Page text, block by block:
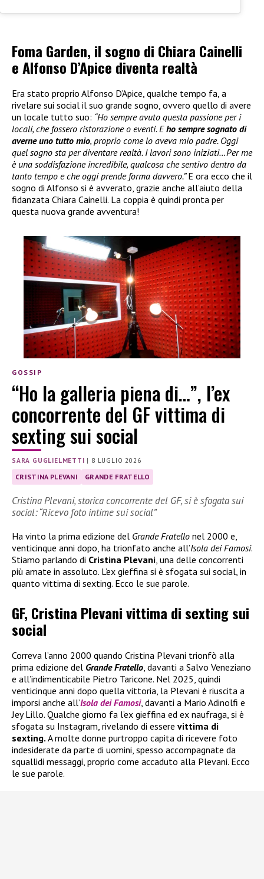
Foma Garden, il sogno di Chiara Cainelli
e Alfonso D’Apice diventa realtà
Era stato proprio Alfonso D’Apice, qualche tempo fa, a
rivelare sui social il suo grande sogno, ovvero quello di avere
un locale tutto suo: “Ho sempre avuto questa passione per i
locali, che fossero ristorazione o eventi. Eho sempre sognato di
averne uno tutto mio, proprio come lo aveva mio padre. Oggi
quel sogno sta per diventare realtà. I lavori sono iniziati…Per me
è una soddisfazione incredibile, qualcosa che sentivo dentro da
tanto tempo e che oggi prende forma davvero.”E ora ecco che il
sogno di Alfonso si è avverato, grazie anche all’aiuto della
fidanzata Chiara Cainelli. La coppia è quindi pronta per
questa nuova grande avventura!
GOSSIP
“Ho la galleria piena di…”, l’ex
concorrente del GF vittima di
sexting sui social
SARA GUGLIELMETTI | 8 LUGLIO 2026
CRISTINA PLEVANI GRANDE FRATELLO
Cristina Plevani, storica concorrente del GF, si è sfogata sui
social: “Ricevo foto intime sui social”
Ha vinto la prima edizione del Grande Fratello nel 2000 e,
venticinque anni dopo, ha trionfato anche all’Isola dei Famosi.
Stiamo parlando di Cristina Plevani , una delle concorrenti
più amate in assoluto. L’ex gieffina si è sfogata sui social, in
quanto vittima di sexting. Ecco le sue parole.
GF, Cristina Plevani vittima di sexting sui
social
Correva l’anno 2000 quando Cristina Plevani trionfò alla
prima edizione del Grande Fratello , davanti a Salvo Veneziano
e all’indimenticabile Pietro Taricone. Nel 2025, quindi
venticinque anni dopo quella vittoria, la Plevani è riuscita a
imporsi anche all’Isola dei Famosi, davanti a Mario Adinolfi e
Jey Lillo. Qualche giorno fa l’ex gieffina ed ex naufraga, si è
sfogata su Instagram, rivelando di essere vittima di
sexting. A molte donne purtroppo capita di ricevere foto
indesiderate da parte di uomini, spesso accompagnate da
squallidi messaggi, proprio come accaduto alla Plevani. Ecco
le sue parole.